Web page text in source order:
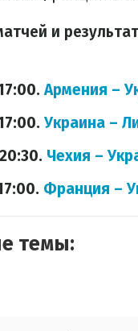
и
Армения –
Украина –
Чехия –
Франция –
темы: